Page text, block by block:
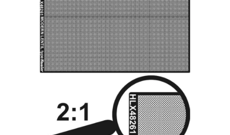
DOPLŇKY K MODELŮM
BARVY A POMŮCKY
PUBLIKACE
PRODÁVANÉ ZNAČKY